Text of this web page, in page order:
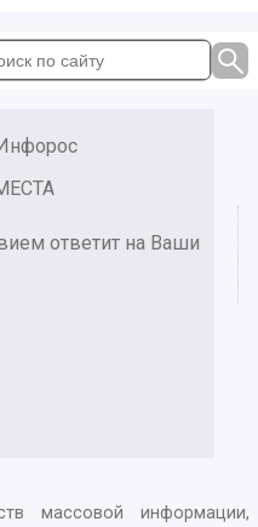
ответит на Ваши
массовой информации,